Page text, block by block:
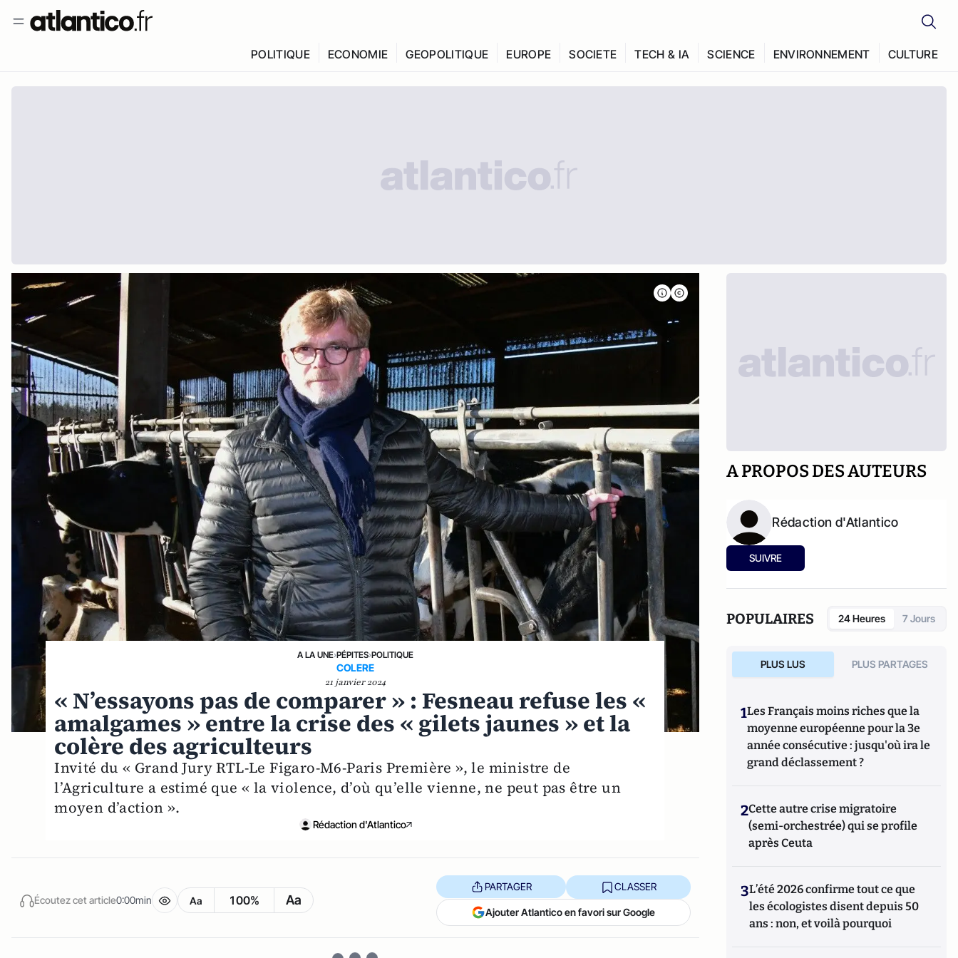
POLITIQUE ECONOMIE GEOPOLITIQUE EUROPE SOCIETE TECH & IA SCIENCE ENVIRONNEMENT CULTURE
A LA UNE›PÉPITES›POLITIQUE
COLERE
21 janvier 2024
« N’essayons pas de comparer » : Fesneau refuse les «
amalgames » entre la crise des « gilets jaunes » et la
colère des agriculteurs
Invité du « Grand Jury RTL-Le Figaro-M6-Paris Première », le ministre de
l’Agriculture a estimé que « la violence, d’où qu’elle vienne, ne peut pas être un
moyen d’action ».
Rédaction d'Atlantico
Écoutez cet article0:00min Aa 100% Aa
PARTAGER CLASSER
Ajouter Atlantico en favori sur Google
A PROPOS DES AUTEURS
Rédaction d'Atlantico
SUIVRE
POPULAIRES 24 Heures 7 Jours
PLUS LUS PLUS PARTAGES
1Les Français moins riches que la
moyenne européenne pour la 3e
année consécutive : jusqu'où ira le
grand déclassement ?
2Cette autre crise migratoire
(semi-orchestrée) qui se profile
après Ceuta
3L’été 2026 confirme tout ce que
les écologistes disent depuis 50
ans : non, et voilà pourquoi